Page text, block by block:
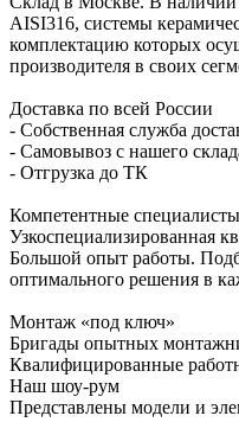
AISI316, системы
комплектацию которых
производителя в своих
Доставка по всей России
- Собственная служба
- Самовывоз с нашего
- Отгрузка до ТК
Компетентные специалисты
Узкоспециализированная
Большой опыт работы.
оптимального решения в
Монтаж «под ключ»
Бригады опытных
Квалифицированные
Наш шоу-рум
Представлены модели и